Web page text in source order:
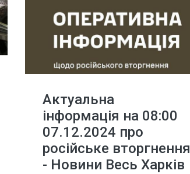
Актуальна
інформація на 08:00
07.12.2024 про
російське вторгнення
- Новини Весь Харків